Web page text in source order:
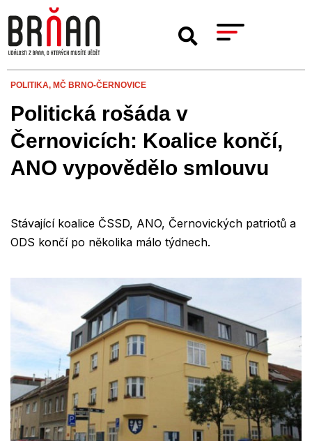
POLITIKA, MČ BRNO-ČERNOVICE
Politická rošáda v
Černovicích: Koalice končí,
ANO vypovědělo smlouvu
Stávající koalice ČSSD, ANO, Černovických patriotů a
ODS končí po několika málo týdnech.